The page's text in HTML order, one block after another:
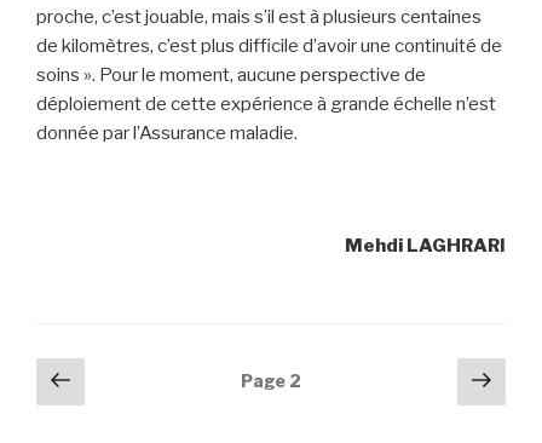
proche, c’est jouable, mais s’il est à plusieurs centaines
de kilomètres, c’est plus difficile d’avoir une continuité de
soins ». Pour le moment, aucune perspective de
déploiement de cette expérience à grande échelle n’est
donnée par l’Assurance maladie.
Mehdi LAGHRARI
Navigation
desprécédente
Page 2